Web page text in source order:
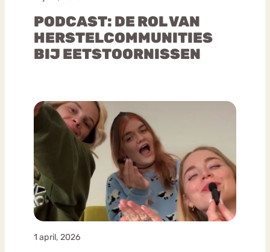
PODCAST: DE ROL VAN
HERSTELCOMMUNITIES
BIJ EETSTOORNISSEN
1 april, 2026